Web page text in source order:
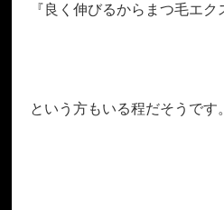
『良く伸びるからまつ毛エク
という方もいる程だそうです。